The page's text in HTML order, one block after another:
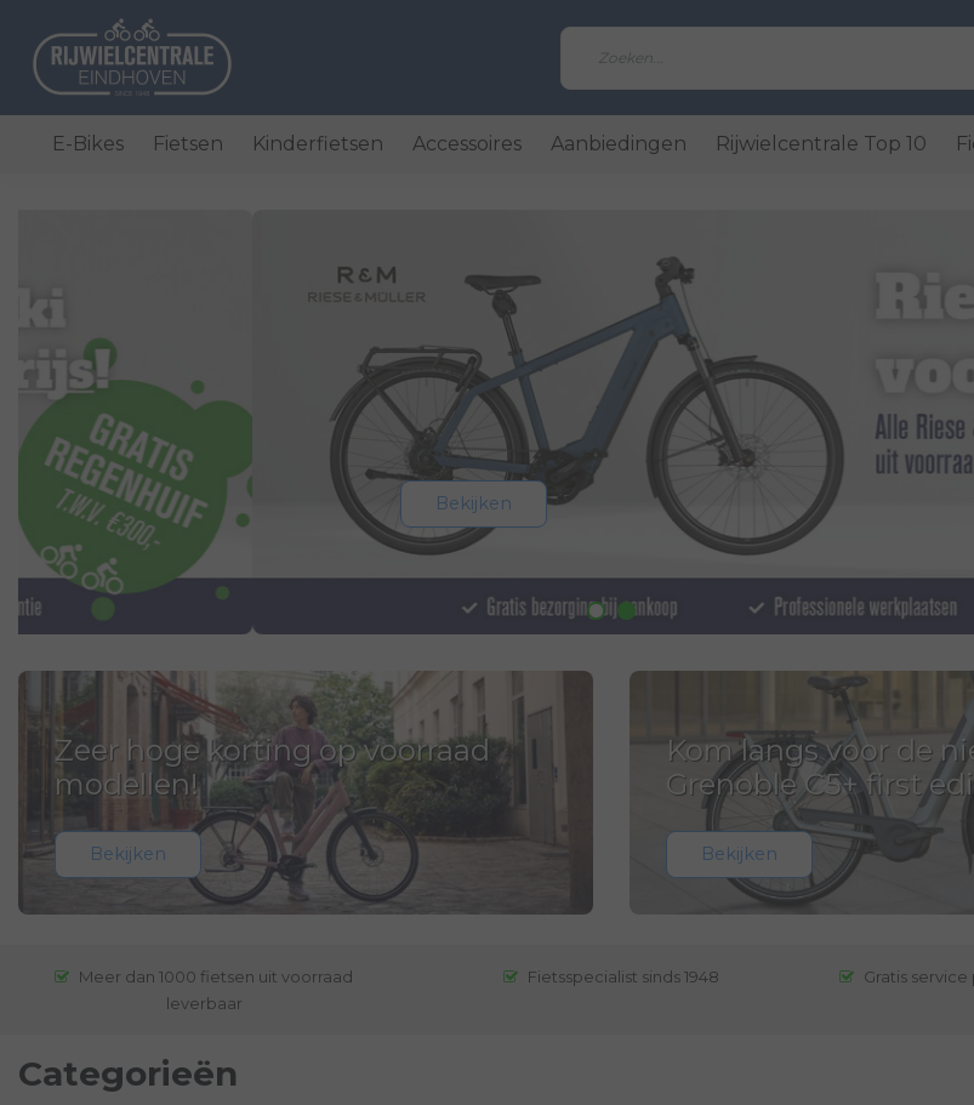
E-Bikes Fietsen Kinderfietsen Accessoires Aanbiedingen Rijwielcentrale Top 10
Bekijken
Zeer hoge korting op voorraad
modellen!
Bekijken
Kom langs voor de
Grenoble C5+ first
Bekijken
Meer dan 1000 fietsen uit voorraad
leverbaar
Fietsspecialist sinds 1948 Gratis
Categorieën